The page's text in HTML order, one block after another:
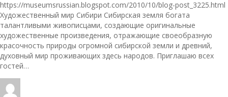
https://museumsrussian.blogspot.com/2010/10/blog-post_3225.html
Художественный мир Сибири Сибирская земля богата
талантливыми живописцами, создающие оригинальные
художественные произведения, отражающие своеобразную
красочность природы огромной сибирской земли и древний,
духовный мир проживающих здесь народов. Приглашаю всех
гостей…